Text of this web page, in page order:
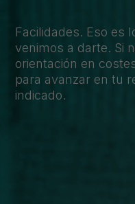
Facilidades. Eso es
venimos a darte. Si
orientación en
para avanzar en tu
indicado.